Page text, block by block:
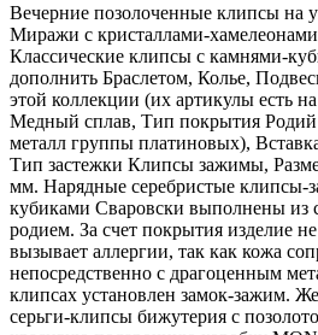
Вечерние позолоченные клипсы на
Миражи с кристаллами-
Классические клипсы с камнями-
дополнить Браслетом, Колье,
этой коллекции (их aртикулы есть
Медный сплав, Тип покрытия
металл группы платиновых),
Тип застежки Клипсы зажимы,
мм. Нарядные серебристые клипсы-
кубиками Сваровски выполнены из
родием. За счет покрытия изделие
вызывает аллергии, так как кожа
непосредственно с драгоценным
клипсах установлен замок-зажим.
серьги-клипсы бижутерия с